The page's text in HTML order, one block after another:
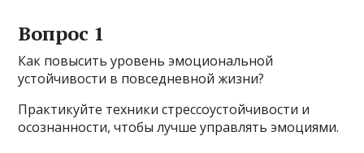
Вопрос 1
Как повысить уровень эмоциональной
устойчивости в повседневной жизни?
Практикуйте техники стрессоустойчивости и
осознанности, чтобы лучше управлять эмоциями.